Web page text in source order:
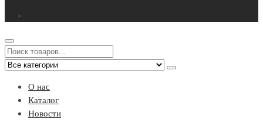
О нас
Каталог
Новости